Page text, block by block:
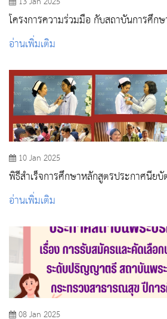
โครงการความร่วมมือ กับสถาบันการศึก
อ่านเพิ่มเติม
10 Jan 2025
พิธีสำเร็จการศึกษาหลักสูตรประกาศนียบัตรผู้
ประจำปีการศึกษา 2566
อ่านเพิ่มเติม
08 Jan 2025